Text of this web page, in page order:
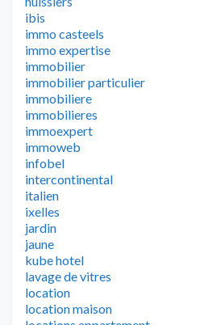
ibis
immo casteels
immo expertise
immobilier
immobilier particulier
immobiliere
immobilieres
immoexpert
immoweb
infobel
intercontinental
italien
ixelles
jardin
jaune
kube hotel
lavage de vitres
location
location maison